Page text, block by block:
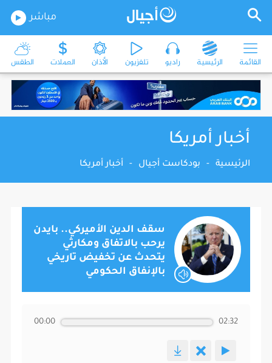
مباشر
القائمة الرئيسية راديو تلفزيون الأذان العملات الطقس
أخبار أمريكا
الرئيسية - بودكاست أجيال - أخبار أمريكا
سقف الدين الأميركي.. بايدن
يرحب بالاتفاق ومكارثي
يتحدث عن تخفيض تاريخي
بالإنفاق الحكومي
00:00 02:32